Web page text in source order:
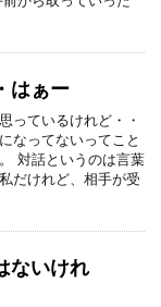
はぁー
っているけれど・・
なってないってこと
対話というのは言葉
だけれど、相手が受
ないけれ